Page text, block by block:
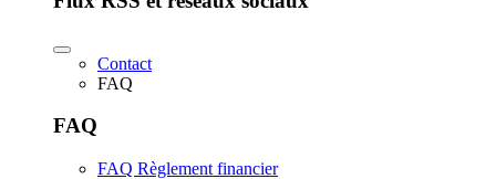
Contact
FAQ
FAQ
FAQ Règlement financier